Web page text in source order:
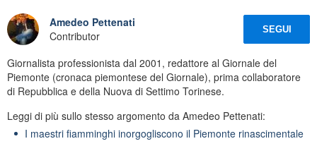
Amedeo Pettenati
Contributor
SEGUI
Giornalista professionista dal 2001, redattore al Giornale del
Piemonte (cronaca piemontese del Giornale), prima collaboratore
di Repubblica e della Nuova di Settimo Torinese.
Leggi di più sullo stesso argomento da Amedeo Pettenati:
I maestri fiamminghi inorgogliscono il Piemonte rinascimentale